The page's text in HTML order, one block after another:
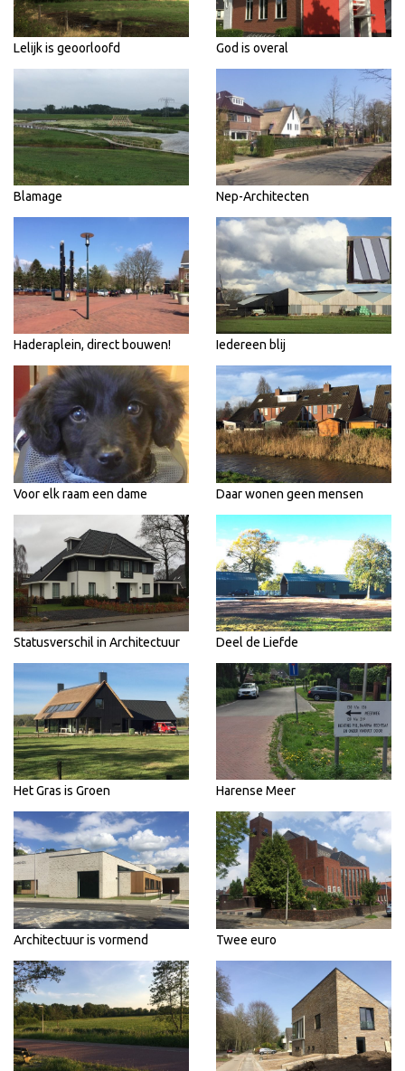
Lelijk is geoorloofd God is overal
Blamage Nep-Architecten
Haderaplein, direct bouwen! Iedereen blij
Voor elk raam een dame Daar wonen geen mensen
Statusverschil in Architectuur Deel de Liefde
Het Gras is Groen Harense Meer
Architectuur is vormend Twee euro